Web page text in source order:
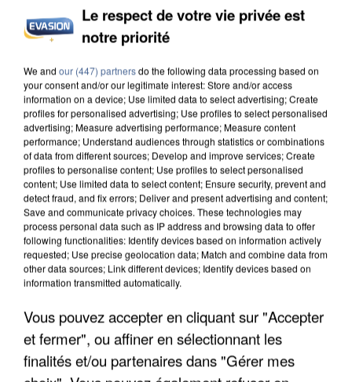
UNE TOURISTE DE L’OISE EMPORTÉE PAR UNE
COULÉE DE BOUE EN HAUTE-SAVOIE
Le respect de votre vie privée est
notre priorité
We and our (447) partnersdo the following data processing based on
your consent and/or our legitimate interest: Store and/or access
information on a device; Use limited data to select advertising; Create
profiles for personalised advertising; Use profiles to select personalised
advertising; Measure advertising performance; Measure content
performance; Understand audiences through statistics or combinations
of data from different sources; Develop and improve services; Create
profiles to personalise content; Use profiles to select personalised
content; Use limited data to select content; Ensure security, prevent and
detect fraud, and fix errors; Deliver and present advertising and content;
Save and communicate privacy choices. These technologies may
process personal data such as IP address and browsing data to offer
following functionalities: Identify devices based on information actively
requested; Use precise geolocation data; Match and combine data from
other data sources; Link different devices; Identify devices based on
information transmitted automatically.
Vous pouvez accepter en cliquant sur "Accepter
et fermer", ou affiner en sélectionnant les
finalités et/ou partenaires dans "Gérer mes